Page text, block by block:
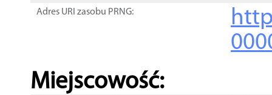
Adres URI zasobu PRNG:
Miejscowość: